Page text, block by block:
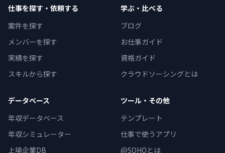
仕事を探す・依頼する
案件を探す
メンバーを探す
実績を探す
スキルから探す
学ぶ・比べる
ブログ
お仕事ガイド
資格ガイド
クラウドソーシングとは
データベース
年収データベース
年収シミュレーター
上場企業DB
ツール・その他
テンプレート
仕事で使うアプリ
@SOHOとは